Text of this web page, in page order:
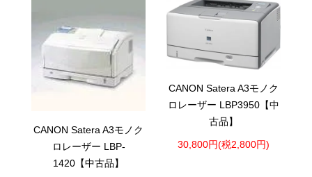
CANON Satera A3モノク
ロレーザー LBP-
1420【中古品】
CANON Satera A3モノク
ロレーザー LBP3950【中
古品】
30,800円(税2,800円)